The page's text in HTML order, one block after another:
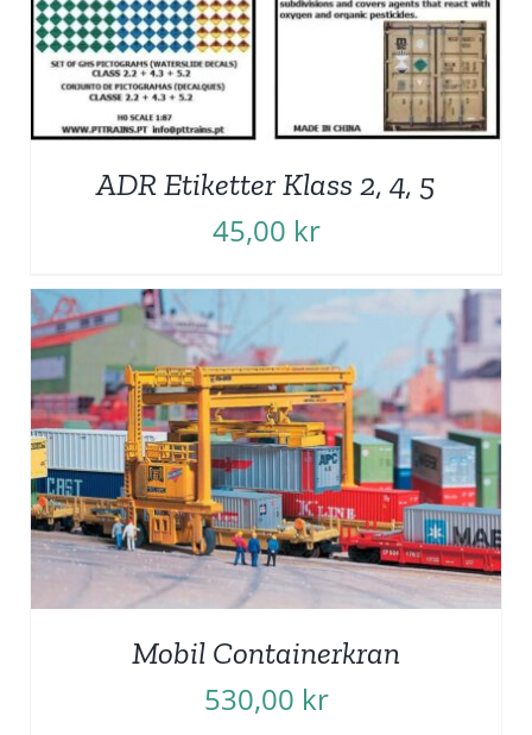
ADR Etiketter Klass 2, 4, 5
45,00 kr
Mobil Containerkran
530,00 kr